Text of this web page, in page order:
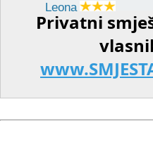
Leona
Privatni